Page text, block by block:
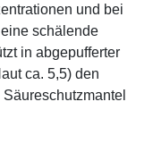
und bei
schälende
in abgepufferter
ca. 5,5) den